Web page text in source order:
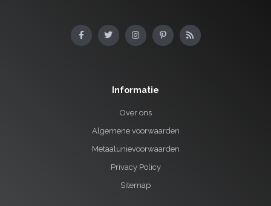
Informatie
Over ons
Algemene voorwaarden
Metaalunievoorwaarden
Privacy Policy
Sitemap